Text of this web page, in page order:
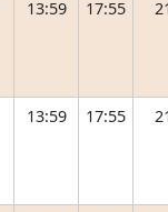
13:59 17:55
13:59 17:55